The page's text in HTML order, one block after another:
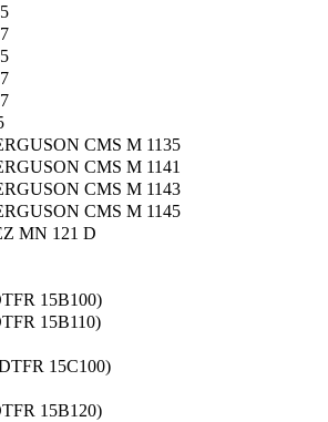
CMS M 1135
CMS M 1141
CMS M 1143
CMS M 1145
MN 121 D
15B100)
15B110)
15C100)
15B120)